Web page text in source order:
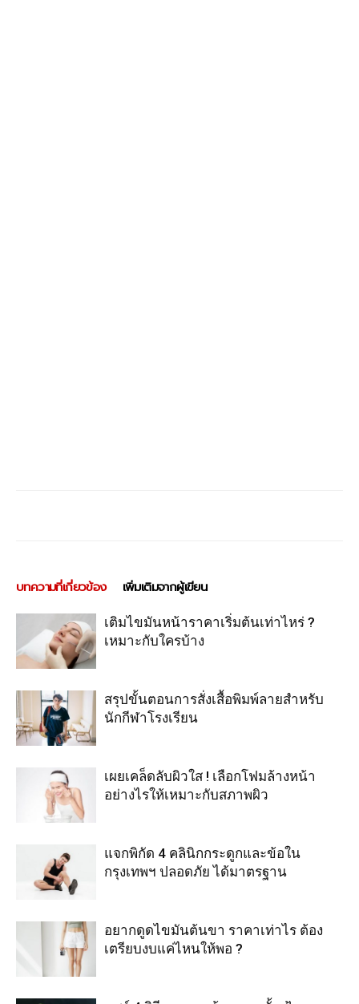
บทความที่เกี่ยวข้อง เพิ่มเติมจากผู้เขียน
เติมไขมันหน้าราคาเริ่มต้นเท่าไหร่ ?
เหมาะกับใครบ้าง
สรุปขั้นตอนการสั่งเสื้อพิมพ์ลายสำหรับ
นักกีฬาโรงเรียน
เผยเคล็ดลับผิวใส ! เลือกโฟมล้างหน้า
อย่างไรให้เหมาะกับสภาพผิว
แจกพิกัด 4 คลินิกกระดูกและข้อใน
กรุงเทพฯ ปลอดภัย ได้มาตรฐาน
อยากดูดไขมันต้นขา ราคาเท่าไร ต้อง
เตรียบงบแค่ไหนให้พอ ?